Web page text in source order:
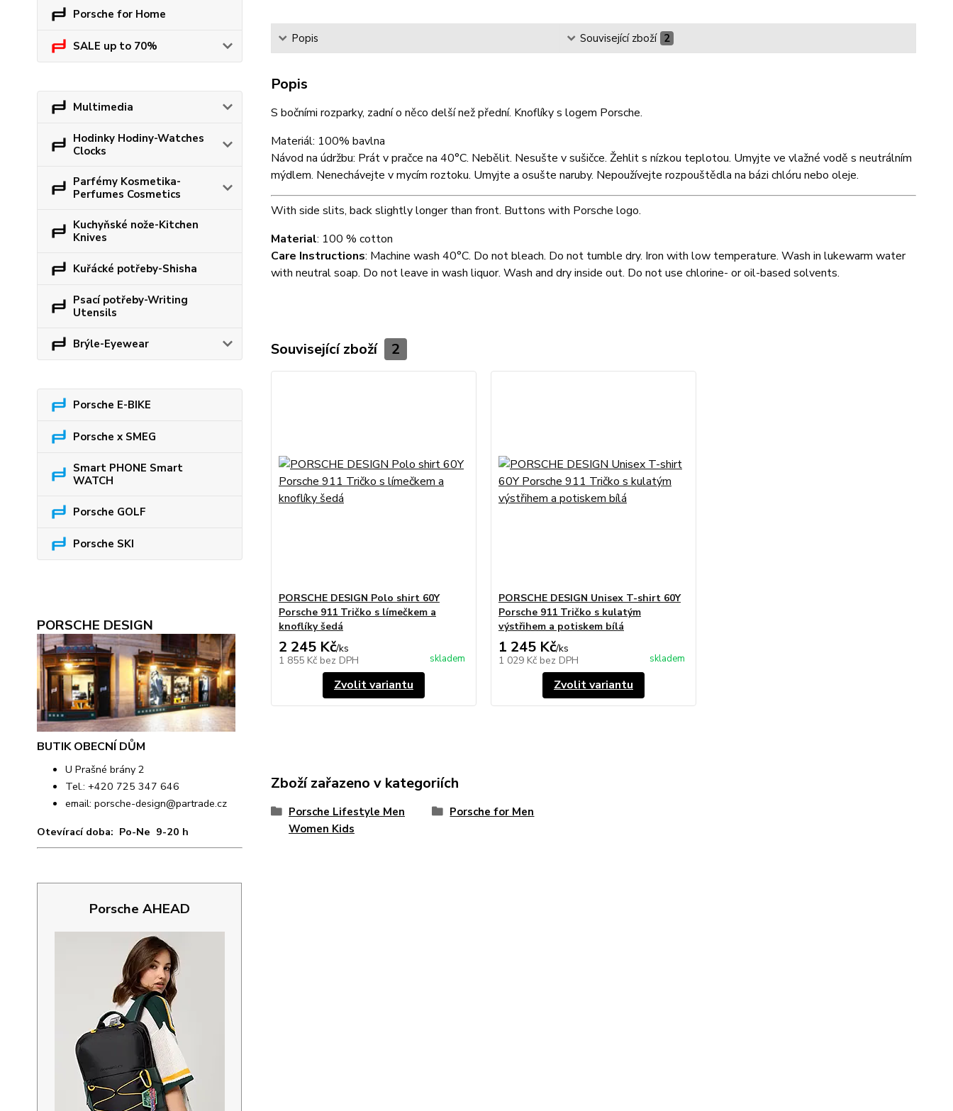
Porsche for Home
SALE up to 70%
Multimedia
Hodinky Hodiny-Watches
Clocks
Parfémy Kosmetika-
Perfumes Cosmetics
Kuchyňské nože-Kitchen
Knives
Kuřácké potřeby-Shisha
Psací potřeby-Writing
Utensils
Brýle-Eyewear
Porsche E-BIKE
Porsche x SMEG
Smart PHONE Smart
WATCH
Porsche GOLF
Porsche SKI
PORSCHE DESIGN
BUTIK OBECNÍ DŮM
U Prašné brány 2
Tel.: +420 725 347 646
email: porsche-design@partrade.cz
Otevírací doba: Po-Ne 9-20 h
Porsche AHEAD
Popis Související zboží 2
Popis
S bočními rozparky, zadní o něco delší než přední. Knoflíky s logem Porsche.
Materiál: 100% bavlna
Návod na údržbu: Prát v pračce na 40°C. Nebělit. Nesušte v sušičce. Žehlit s nízkou teplotou. Umyjte ve vlažné vodě s neutrálním
mýdlem. Nenechávejte v mycím roztoku. Umyjte a osušte naruby. Nepoužívejte rozpouštědla na bázi chlóru nebo oleje.
With side slits, back slightly longer than front. Buttons with Porsche logo.
Material: 100 % cotton
Care Instructions: Machine wash 40°C. Do not bleach. Do not tumble dry. Iron with low temperature. Wash in lukewarm water
with neutral soap. Do not leave in wash liquor. Wash and dry inside out. Do not use chlorine- or oil-based solvents.
Související zboží 2
PORSCHE DESIGN Polo shirt 60Y
Porsche 911 Tričko s límečkem a
knoflíky šedá
2 245 Kč/ks
1 855 Kč bez DPH skladem
Zvolit variantu
PORSCHE DESIGN Unisex T-shirt 60Y
Porsche 911 Tričko s kulatým
výstřihem a potiskem bílá
1 245 Kč/ks
1 029 Kč bez DPH skladem
Zvolit variantu
Zboží zařazeno v kategoriích
Porsche Lifestyle Men
Women Kids
Porsche for Men